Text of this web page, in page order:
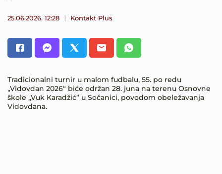
25.06.2026. 12:28 Kontakt Plus
Tradicionalni turnir u malom fudbalu, 55. po redu
„Vidovdan 2026“ biće održan 28. juna na terenu Osnovne
škole „Vuk Karadžić” u Sočanici, povodom obeležavanja
Vidovdana.